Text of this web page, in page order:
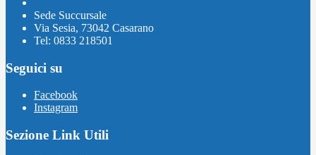
Sede Succursale
Via Sesia, 73042 Casarano
Tel: 0833 218501
Seguici su
Facebook
Instagram
Sezione Link Utili